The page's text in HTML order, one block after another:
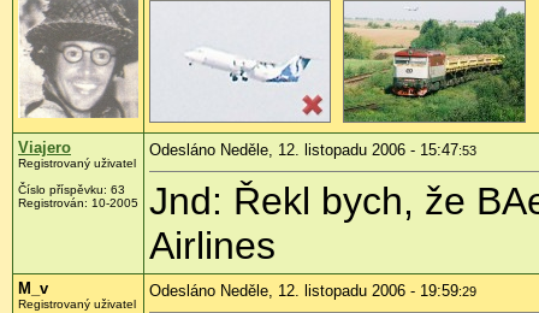
Viajero
Registrovaný uživatel
Číslo příspěvku: 63
Registrován: 10-2005
Odesláno Neděle, 12. listopadu 2006 - 15:47:53
Jnd: Řekl bych, že
Airlines
M_v
Registrovaný uživatel
Odesláno Neděle, 12. listopadu 2006 - 19:59:29